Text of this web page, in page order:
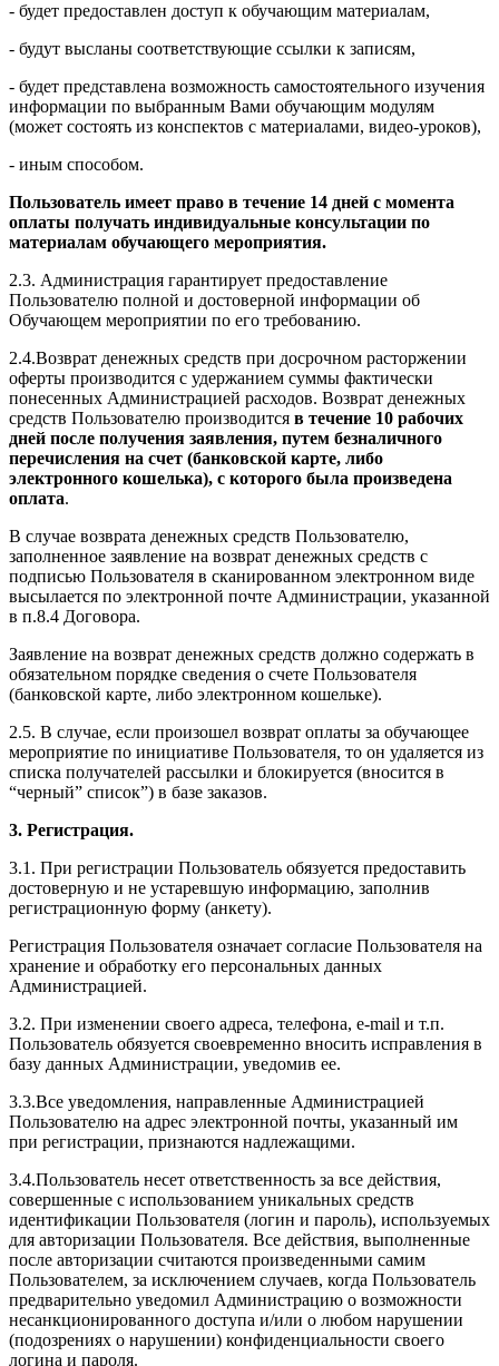
- будет предоставлен доступ к обучающим материалам,
- будут высланы соответствующие ссылки к записям,
- будет представлена возможность самостоятельного изучения
информации по выбранным Вами обучающим модулям
(может состоять из конспектов с материалами, видео-уроков),
- иным способом.
Пользователь имеет право в течение 14 дней с момента
оплаты получать индивидуальные консультации по
материалам обучающего мероприятия.
2.3. Администрация гарантирует предоставление
Пользователю полной и достоверной информации об
Обучающем мероприятии по его требованию.
2.4.Возврат денежных средств при досрочном расторжении
оферты производится с удержанием суммы фактически
понесенных Администрацией расходов. Возврат денежных
средств Пользователю производится в течение 10 рабочих
дней после получения заявления, путем безналичного
перечисления на счет (банковской карте, либо
электронного кошелька), с которого была произведена
оплата.
В случае возврата денежных средств Пользователю,
заполненное заявление на возврат денежных средств с
подписью Пользователя в сканированном электронном виде
высылается по электронной почте Администрации, указанной
в п.8.4 Договора.
Заявление на возврат денежных средств должно содержать в
обязательном порядке сведения о счете Пользователя
(банковской карте, либо электронном кошельке).
2.5. В случае, если произошел возврат оплаты за обучающее
мероприятие по инициативе Пользователя, то он удаляется из
списка получателей рассылки и блокируется (вносится в
“черный” список”) в базе заказов.
3. Регистрация.
3.1. При регистрации Пользователь обязуется предоставить
достоверную и не устаревшую информацию, заполнив
регистрационную форму (анкету).
Регистрация Пользователя означает согласие Пользователя на
хранение и обработку его персональных данных
Администрацией.
3.2. При изменении своего адреса, телефона, e-mail и т.п.
Пользователь обязуется своевременно вносить исправления в
базу данных Администрации, уведомив ее.
3.3.Все уведомления, направленные Администрацией
Пользователю на адрес электронной почты, указанный им
при регистрации, признаются надлежащими.
3.4.Пользователь несет ответственность за все действия,
совершенные с использованием уникальных средств
идентификации Пользователя (логин и пароль), используемых
для авторизации Пользователя. Все действия, выполненные
после авторизации считаются произведенными самим
Пользователем, за исключением случаев, когда Пользователь
предварительно уведомил Администрацию о возможности
несанкционированного доступа и/или о любом нарушении
(подозрениях о нарушении) конфиденциальности своего
логина и пароля.